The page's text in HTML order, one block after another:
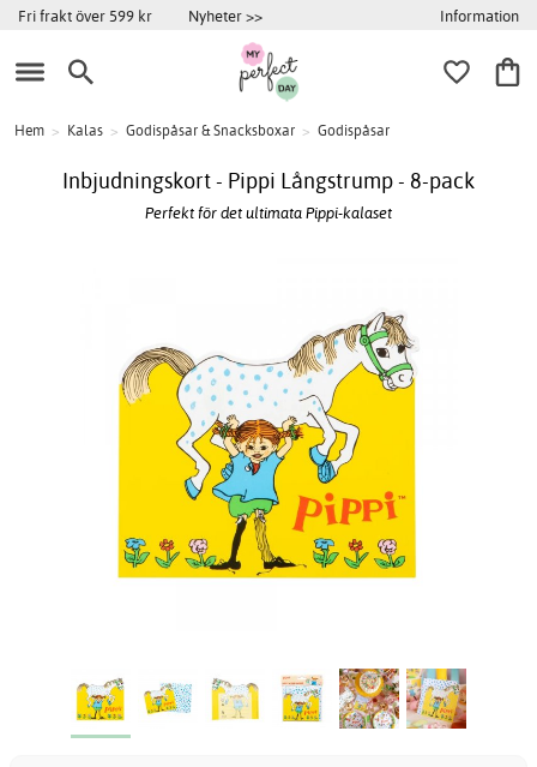
Fri frakt över 599 kr Nyheter >> Information
Hem > Kalas > Godispåsar & Snacksboxar > Godispåsar
Inbjudningskort - Pippi Långstrump - 8-pack
Perfekt för det ultimata Pippi-kalaset